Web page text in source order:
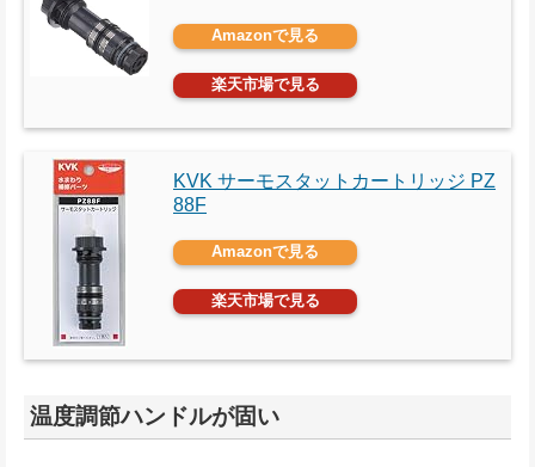
Amazonで見る
楽天市場で見る
KVK サーモスタットカートリッジ PZ
88F
Amazonで見る
楽天市場で見る
温度調節ハンドルが固い